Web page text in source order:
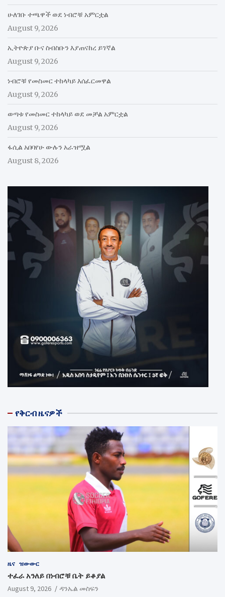
ሁለገቡ ተጫዋች ወደ ነብሮቹ አምርቷል
August 9, 2026
ኢትዮጵያ ቡና ስብስቡን እያጠናከረ ይገኛል
August 9, 2026
ነብሮቹ የመስመር ተከላካይ እሰፈርመዋል
August 9, 2026
ወጣቱ የመስመር ተከላካይ ወደ መቻል አምርቷል
August 9, 2026
ፋሲል አበባየሁ ውሉን አራዝሟል
August 8, 2026
የቅርብ ዜናዎች
ዜና ዝውውር
ተፈራ አንለይ በነብሮቹ ቤት ይቆያል
August 9, 2026 ዳንኤል መስፍን